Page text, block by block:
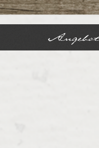
Angebot